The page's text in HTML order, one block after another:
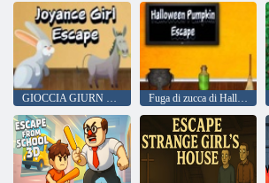
GIOCCIA GIURN ESCA Fuga di zucca di Halloween